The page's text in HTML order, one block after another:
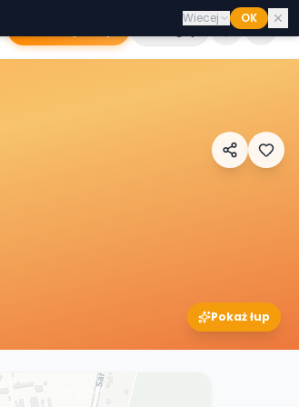
Zaloguj
Pokaż łup
Wiecej OK